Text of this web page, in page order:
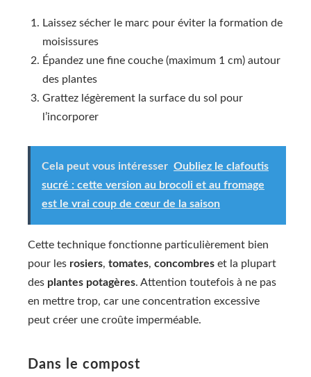
Laissez sécher le marc pour éviter la formation de
moisissures
Épandez une fine couche (maximum 1 cm) autour
des plantes
Grattez légèrement la surface du sol pour
l’incorporer
Cela peut vous intéresser Oubliez le clafoutis
sucré : cette version au brocoli et au fromage
est le vrai coup de cœur de la saison
Cette technique fonctionne particulièrement bien
pour les rosiers, tomates, concombres et la plupart
des plantes potagères. Attention toutefois à ne pas
en mettre trop, car une concentration excessive
peut créer une croûte imperméable.
Dans le compost